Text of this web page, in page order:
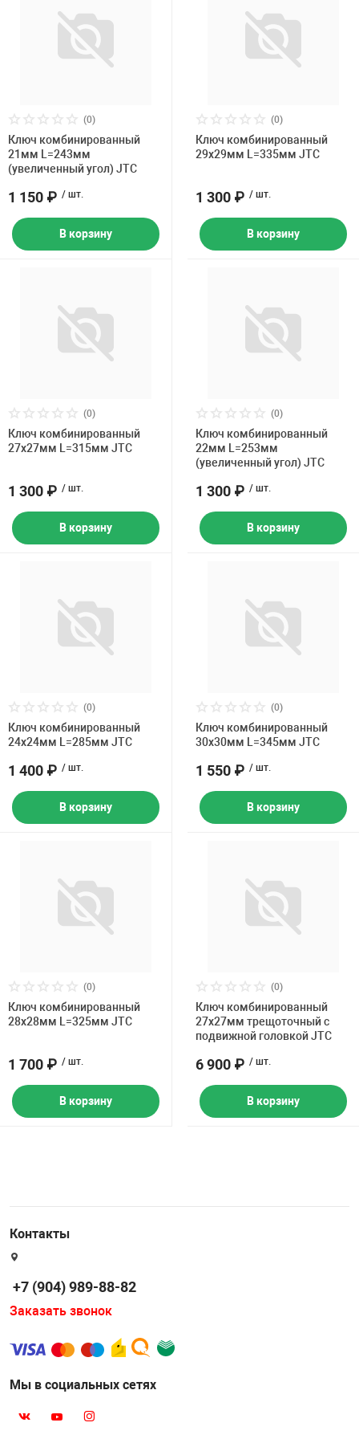
(0)
Ключ комбинированный
21мм L=243мм
(увеличенный угол) JTC
1 150 ₽ / шт.
В корзину
(0)
Ключ комбинированный
29х29мм L=335мм JTC
1 300 ₽ / шт.
В корзину
(0)
Ключ комбинированный
27х27мм L=315мм JTC
1 300 ₽ / шт.
В корзину
(0)
Ключ комбинированный
22мм L=253мм
(увеличенный угол) JTC
1 300 ₽ / шт.
В корзину
(0)
Ключ комбинированный
24х24мм L=285мм JTC
1 400 ₽ / шт.
В корзину
(0)
Ключ комбинированный
30х30мм L=345мм JTC
1 550 ₽ / шт.
В корзину
(0)
Ключ комбинированный
28х28мм L=325мм JTC
1 700 ₽ / шт.
В корзину
(0)
Ключ комбинированный
27х27мм трещоточный с
подвижной головкой JTC
6 900 ₽ / шт.
В корзину
Контакты
+7 (904) 989-88-82
Заказать звонок
Мы в социальных сетях